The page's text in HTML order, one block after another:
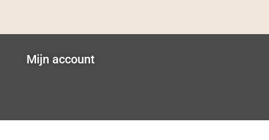
Mijn account